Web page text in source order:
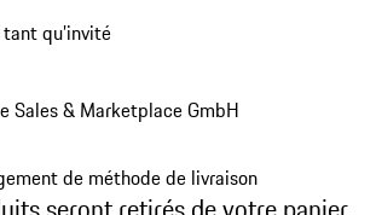
qu’invité
Sales & Marketplace GmbH
de méthode de livraison